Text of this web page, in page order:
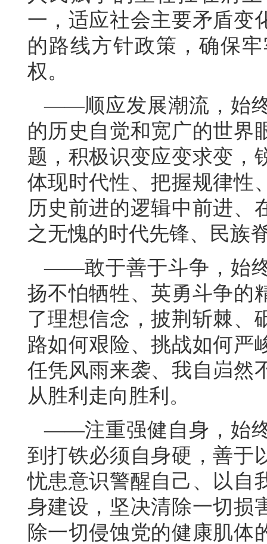
一，适应社会主要矛盾变
的路线方针政策，确保
权。
——顺应发展潮流，始
的历史自觉和宽广的世界
题，积极识变应变求变，
体现时代性、把握规律性
历史前进的逻辑中前进、
之无愧的时代先锋、民族
——敢于善于斗争，始
扬不怕牺牲、英勇斗争的
了理想信念，披荆斩棘、
路如何艰险、挑战如何严
任凭风雨来袭、我自岿然
从胜利走向胜利。
——注重强健自身，始
到打铁必须自身硬，善于
忧患意识警醒自己、以自
身建设，坚决清除一切损
除一切侵蚀党的健康肌体